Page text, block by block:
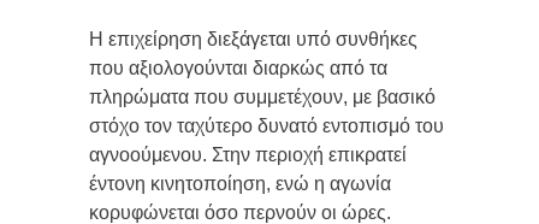
Η επιχείρηση διεξάγεται υπό συνθήκες
που αξιολογούνται διαρκώς από τα
πληρώματα που συμμετέχουν, με βασικό
στόχο τον ταχύτερο δυνατό εντοπισμό του
αγνοούμενου. Στην περιοχή επικρατεί
έντονη κινητοποίηση, ενώ η αγωνία
κορυφώνεται όσο περνούν οι ώρες.